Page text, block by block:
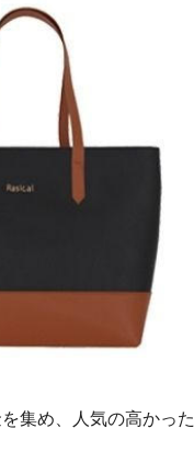
集め、人気の高かった